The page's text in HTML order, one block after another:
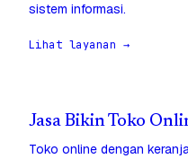
sistem informasi.
Lihat layanan →
Jasa Bikin Toko
Toko online dengan